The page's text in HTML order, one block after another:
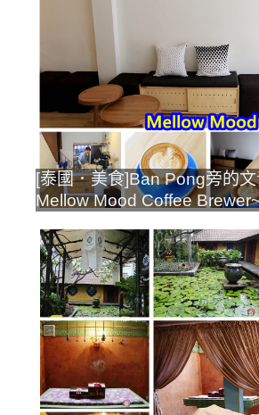
[泰國．美食]Ban Pong旁的
Mellow Mood Coffee